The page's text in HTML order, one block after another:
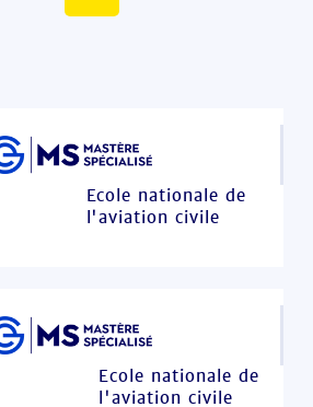
Ecole nationale de
l'aviation civile
Ecole nationale de
l'aviation civile